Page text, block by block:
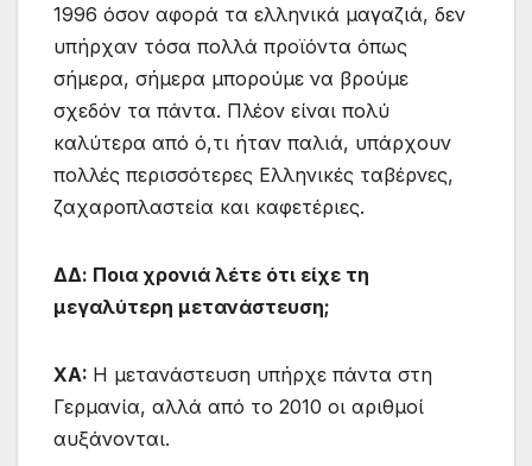
1996 όσον αφορά τα ελληνικά μαγαζιά, δεν
υπήρχαν τόσα πολλά προϊόντα όπως
σήμερα, σήμερα μπορούμε να βρούμε
σχεδόν τα πάντα. Πλέον είναι πολύ
καλύτερα από ό,τι ήταν παλιά, υπάρχουν
πολλές περισσότερες Ελληνικές ταβέρνες,
ζαχαροπλαστεία και καφετέριες.
ΔΔ: Ποια χρονιά λέτε ότι είχε τη
μεγαλύτερη μετανάστευση;
ΧA: Η μετανάστευση υπήρχε πάντα στη
Γερμανία, αλλά από το 2010 οι αριθμοί
αυξάνονται.